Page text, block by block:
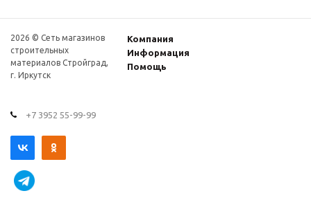
2026 © Сеть магазинов
строительных
материалов Стройград,
г. Иркутск
Компания
Информация
Помощь
+7 3952 55-99-99